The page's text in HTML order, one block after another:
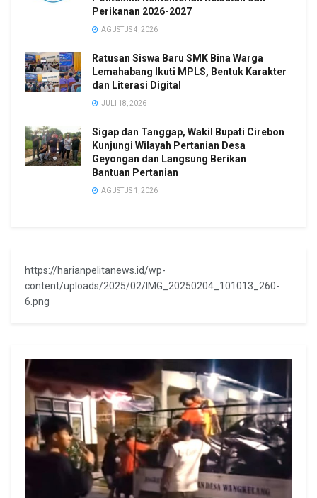
Perikanan 2026-2027
AGUSTUS 4, 2026
Ratusan Siswa Baru SMK Bina Warga
Lemahabang Ikuti MPLS, Bentuk Karakter
dan Literasi Digital
JULI 18, 2026
Sigap dan Tanggap, Wakil Bupati Cirebon
Kunjungi Wilayah Pertanian Desa
Geyongan dan Langsung Berikan
Bantuan Pertanian
AGUSTUS 1, 2026
https://harianpelitanews.id/wp-
content/uploads/2025/02/IMG_20250204_101013_260-
6.png